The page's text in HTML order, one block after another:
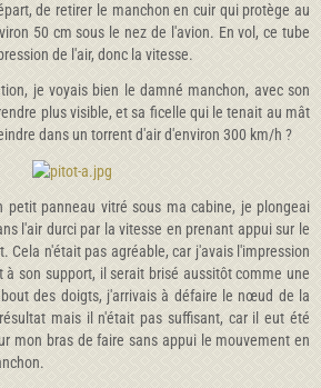
de retirer le manchon en cuir qui protège au
50 cm sous le nez de l'avion. En vol, ce tube
de l'air, donc la vitesse.
je voyais bien le damné manchon, avec son
plus visible, et sa ficelle qui le tenait au mât
dans un torrent d'air d'environ 300 km/h ?
petit panneau vitré sous ma cabine, je plongeai
l'air durci par la vitesse en prenant appui sur le
Cela n'était pas agréable, car j'avais l'impression
à son support, il serait brisé aussitôt comme une
des doigts, j'arrivais à défaire le nœud de la
mais il n'était pas suffisant, car il eut été
mon bras de faire sans appui le mouvement en